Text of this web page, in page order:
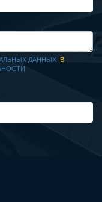
ДАННЫХ В